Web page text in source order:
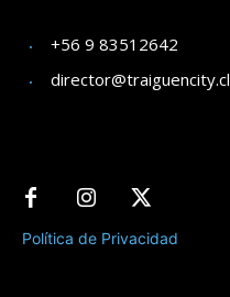
+56 9 83512642
director@traiguencity.cl
Política de Privacidad